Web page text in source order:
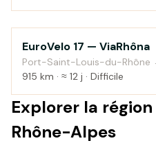
Au fil de l'eau
EuroVelo 17 — ViaRhôna
Port-Saint-Louis-du-Rhône
Savoie
915 km · ≈ 12 j · Difficile
Explorer la
Rhône-Alpes